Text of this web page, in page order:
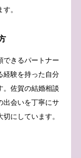
。
できるパートナー
経験を持った自分
。佐賀の結婚相談
出会いを丁寧にサ
にしています。